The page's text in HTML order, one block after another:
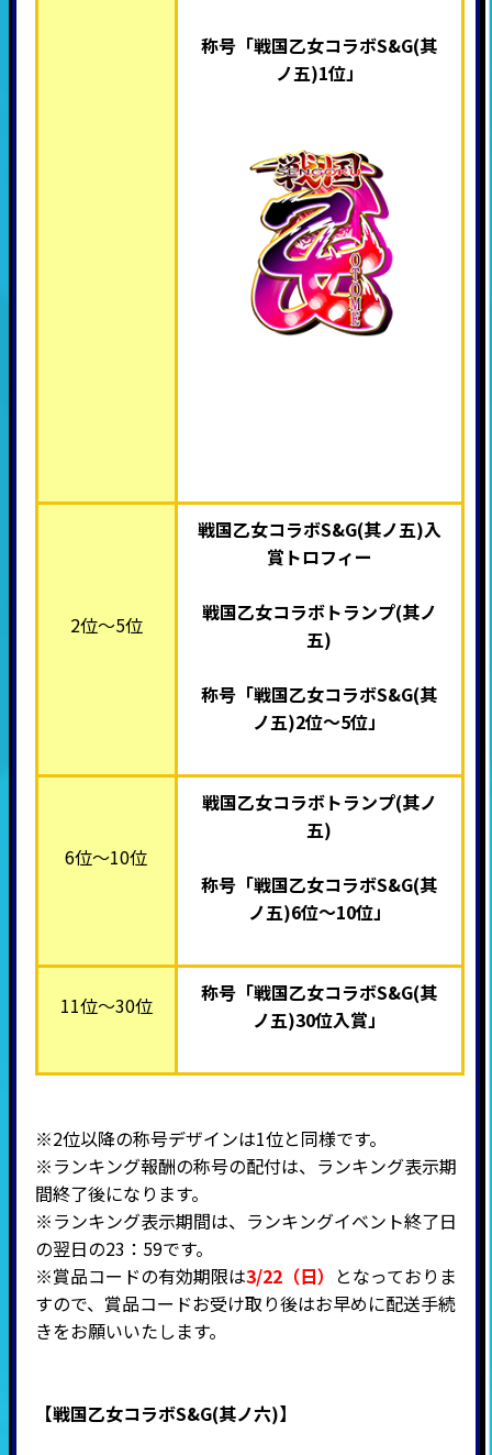
称号「戦国乙女コラボS&G(其
ノ五)1位」
2位～5位
戦国乙女コラボS&G(其ノ五)入
賞トロフィー
戦国乙女コラボトランプ(其ノ
五)
称号「戦国乙女コラボS&G(其
ノ五)2位～5位」
6位～10位
戦国乙女コラボトランプ(其ノ
五)
称号「戦国乙女コラボS&G(其
ノ五)6位～10位」
11位～30位
称号「戦国乙女コラボS&G(其
ノ五)30位入賞 」
※2位以降の称号デザインは1位と同様です。
※ランキング報酬の称号の配付は、ランキング表示期
間終了後になります。
※ランキング表示期間は、ランキングイベント終了日
の翌日の23：59です。
※賞品コードの有効期限は3/22（日） となっておりま
すので、賞品コードお受け取り後はお早めに配送手続
きをお願いいたします。
【戦国乙女コラボS&G(其ノ六)】